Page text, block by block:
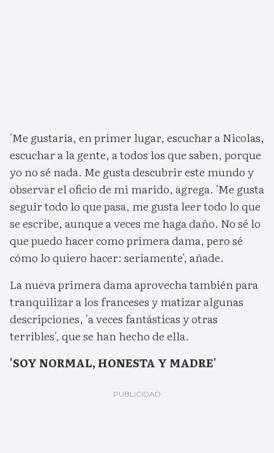
'Me gustaría, en primer lugar, escuchar a Nicolas,
escuchar a la gente, a todos los que saben, porque
yo no sé nada. Me gusta descubrir este mundo y
observar el oficio de mi marido, agrega. 'Me gusta
seguir todo lo que pasa, me gusta leer todo lo que
se escribe, aunque a veces me haga daño. No sé lo
que puedo hacer como primera dama, pero sé
cómo lo quiero hacer: seriamente', añade.
La nueva primera dama aprovecha también para
tranquilizar a los franceses y matizar algunas
descripciones, 'a veces fantásticas y otras
terribles', que se han hecho de ella.
'SOY NORMAL, HONESTA Y MADRE'